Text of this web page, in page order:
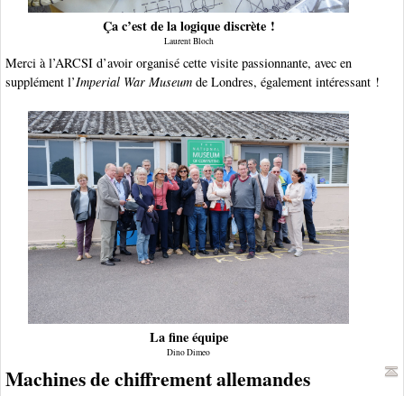
Ça c’est de la logique discrète !
Laurent Bloch
Merci à l’ARCSI d’avoir organisé cette visite passionnante, avec en
supplément l’Imperial War Museum de Londres, également intéressant !
La fine équipe
Dino Dimeo
Machines de chiffrement allemandes